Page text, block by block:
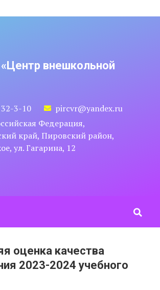
внешкольной
3-10
pircvr@yandex.ru
Федерация,
край, Пировский район,
ул. Гагарина, 12
оценка качества
2023-2024 учебного